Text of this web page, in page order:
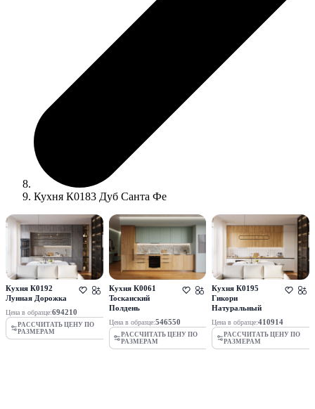
Кухня К0183 Дуб Санта Фе
Кухня К0192
Лунная Дорожка
Цена в образце:694210
РАССЧИТАТЬ ЦЕНУ ПО
РАЗМЕРАМ
Кухня К0061
Тосканский
Полдень
Цена в образце:546550
РАССЧИТАТЬ ЦЕНУ ПО
РАЗМЕРАМ
Кухня К0195
Гикори
Натуральный
Цена в образце:410914
РАССЧИТАТЬ ЦЕНУ ПО
РАЗМЕРАМ